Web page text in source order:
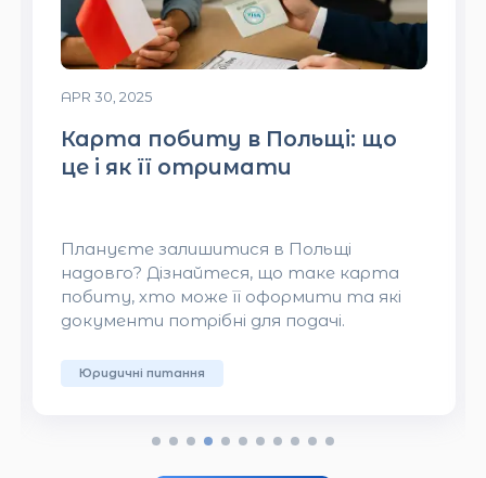
APR 30, 2025
Що шукає польський
роботодавець у
Дізнайтеся, які якості та навички
найважливіші для польського
роботодавця. Ці поради допоможуть
вам краще підготуватися до
Від роботодавця